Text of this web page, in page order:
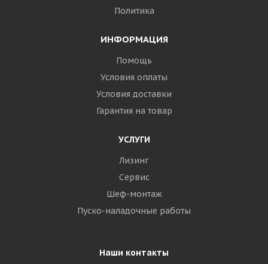
Политика
ИНФОРМАЦИЯ
Помощь
Условия оплаты
Условия доставки
Гарантия на товар
УСЛУГИ
Лизинг
Сервис
Шеф-монтаж
Пуско-наладочные работы
Наши контакты